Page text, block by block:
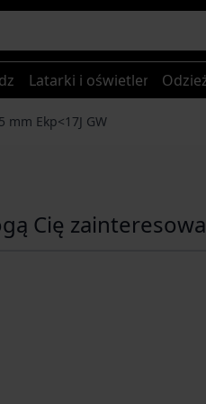
Latarki i oświetlenie
Ekp<17J GW
Cię